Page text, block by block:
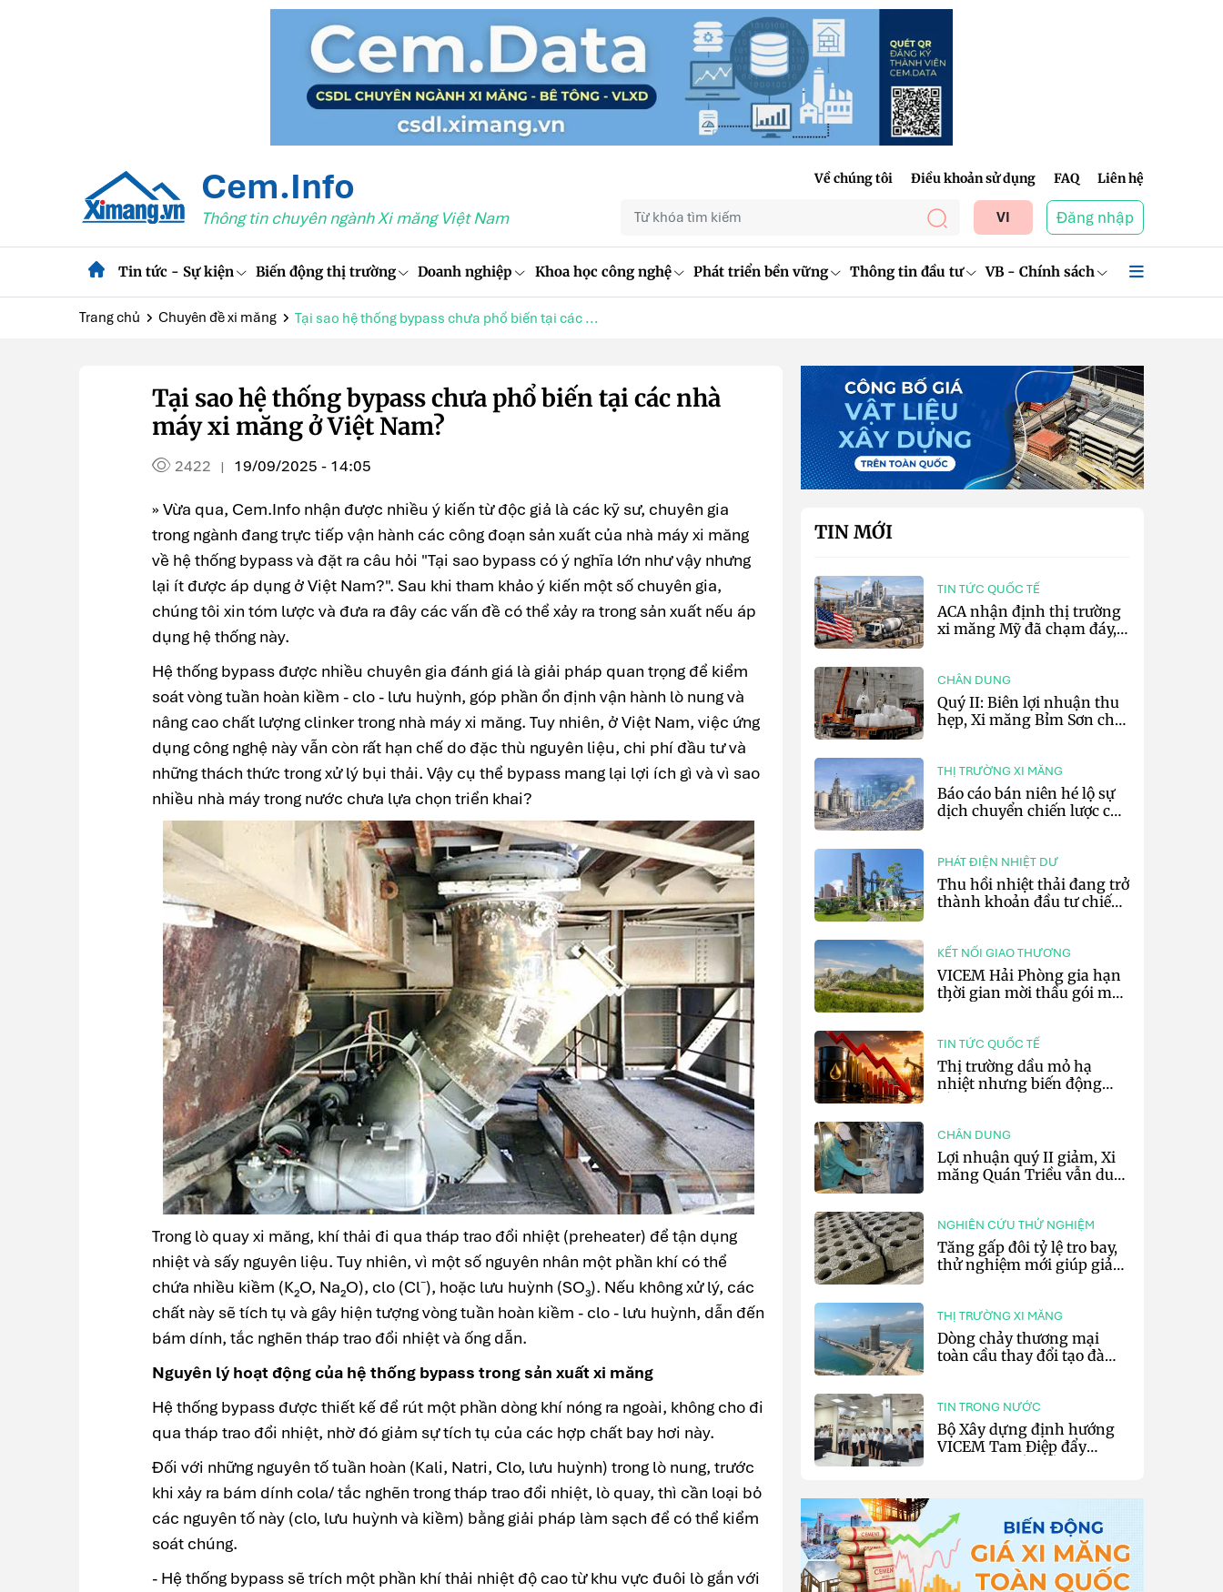
Cem.Info
Thông tin chuyên ngành Xi măng Việt Nam
Về chúng tôi Điều khoản sử dụng FAQ Liên hệ
VI Đăng nhập
Tin tức - Sự kiện Biến động thị trường Doanh nghiệp Khoa học công nghệ Phát triển bền vững Thông tin đầu tư VB - Chính sách
Trang chủ Chuyên đề xi măng Tại sao hệ thống bypass chưa phổ biến tại các ...
Tại sao hệ thống bypass chưa phổ biến tại các nhà
máy xi măng ở Việt Nam?
2422 | 19/09/2025 - 14:05
» Vừa qua, Cem.Info nhận được nhiều ý kiến từ độc giả là các kỹ sư, chuyên gia
trong ngành đang trực tiếp vận hành các công đoạn sản xuất của nhà máy xi măng
về hệ thống bypass và đặt ra câu hỏi "Tại sao bypass có ý nghĩa lớn như vậy nhưng
lại ít được áp dụng ở Việt Nam?". Sau khi tham khảo ý kiến một số chuyên gia,
chúng tôi xin tóm lược và đưa ra đây các vấn đề có thể xảy ra trong sản xuất nếu áp
dụng hệ thống này.
Hệ thống bypass được nhiều chuyên gia đánh giá là giải pháp quan trọng để kiểm
soát vòng tuần hoàn kiềm - clo - lưu huỳnh, góp phần ổn định vận hành lò nung và
nâng cao chất lượng clinker trong nhà máy xi măng. Tuy nhiên, ở Việt Nam, việc ứng
dụng công nghệ này vẫn còn rất hạn chế do đặc thù nguyên liệu, chi phí đầu tư và
những thách thức trong xử lý bụi thải. Vậy cụ thể bypass mang lại lợi ích gì và vì sao
nhiều nhà máy trong nước chưa lựa chọn triển khai?
Trong lò quay xi măng, khí thải đi qua tháp trao đổi nhiệt (preheater) để tận dụng
nhiệt và sấy nguyên liệu. Tuy nhiên, vì một số nguyên nhân một phần khí có thể
chứa nhiều kiềm (K₂O, Na₂O), clo (Cl⁻), hoặc lưu huỳnh (SO₃). Nếu không xử lý, các
chất này sẽ tích tụ và gây hiện tượng vòng tuần hoàn kiềm - clo - lưu huỳnh, dẫn đến
bám dính, tắc nghẽn tháp trao đổi nhiệt và ống dẫn.
Nguyên lý hoạt động của hệ thống bypass trong sản xuất xi măng
Hệ thống bypass được thiết kế để rút một phần dòng khí nóng ra ngoài, không cho đi
qua tháp trao đổi nhiệt, nhờ đó giảm sự tích tụ của các hợp chất bay hơi này.
Đối với những nguyên tố tuần hoàn (Kali, Natri, Clo, lưu huỳnh) trong lò nung, trước
khi xảy ra bám dính cola/ tắc nghẽn trong tháp trao đổi nhiệt, lò quay, thì cần loại bỏ
các nguyên tố này (clo, lưu huỳnh và kiềm) bằng giải pháp làm sạch để có thể kiểm
soát chúng.
- Hệ thống bypass sẽ trích một phần khí thải nhiệt độ cao từ khu vực đuôi lò gắn với
TIN MỚI
TIN TỨC QUỐC TẾ
ACA nhận định thị trường
xi măng Mỹ đã chạm đáy,
CHÂN DUNG
Quý II: Biên lợi nhuận thu
hẹp, Xi măng Bỉm Sơn chỉ
THỊ TRƯỜNG XI MĂNG
Báo cáo bán niên hé lộ sự
dịch chuyển chiến lược của
PHÁT ĐIỆN NHIỆT DƯ
Thu hồi nhiệt thải đang trở
thành khoản đầu tư chiến
KẾT NỐI GIAO THƯƠNG
VICEM Hải Phòng gia hạn
thời gian mời thầu gói mua
TIN TỨC QUỐC TẾ
Thị trường dầu mỏ hạ
nhiệt nhưng biến động
CHÂN DUNG
Lợi nhuận quý II giảm, Xi
măng Quán Triều vẫn duy
NGHIÊN CỨU THỬ NGHIỆM
Tăng gấp đôi tỷ lệ tro bay,
thử nghiệm mới giúp giảm
THỊ TRƯỜNG XI MĂNG
Dòng chảy thương mại
toàn cầu thay đổi tạo đà
TIN TRONG NƯỚC
Bộ Xây dựng định hướng
VICEM Tam Điệp đẩy